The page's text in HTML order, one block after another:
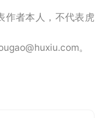
作者本人，不代表虎
。